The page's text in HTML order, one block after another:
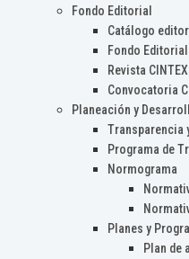
Fondo Editorial
Catálogo
Fondo
Revista CINTEX
Convocatoria
Planeación y
Transparencia
Programa de
Normograma
Planes y
Plan de